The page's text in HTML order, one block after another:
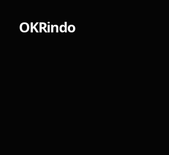
OKRindo